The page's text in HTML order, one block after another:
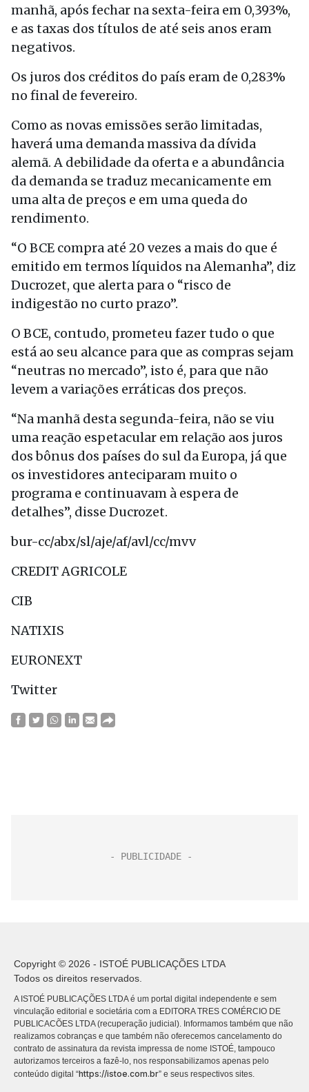
manhã, após fechar na sexta-feira em 0,393%,
e as taxas dos títulos de até seis anos eram
negativos.
Os juros dos créditos do país eram de 0,283%
no final de fevereiro.
Como as novas emissões serão limitadas,
haverá uma demanda massiva da dívida
alemã. A debilidade da oferta e a abundância
da demanda se traduz mecanicamente em
uma alta de preços e em uma queda do
rendimento.
“O BCE compra até 20 vezes a mais do que é
emitido em termos líquidos na Alemanha”, diz
Ducrozet, que alerta para o “risco de
indigestão no curto prazo”.
O BCE, contudo, prometeu fazer tudo o que
está ao seu alcance para que as compras sejam
“neutras no mercado”, isto é, para que não
levem a variações erráticas dos preços.
“Na manhã desta segunda-feira, não se viu
uma reação espetacular em relação aos juros
dos bônus dos países do sul da Europa, já que
os investidores anteciparam muito o
programa e continuavam à espera de
detalhes”, disse Ducrozet.
bur-cc/abx/sl/aje/af/avl/cc/mvv
CREDIT AGRICOLE
CIB
NATIXIS
EURONEXT
Twitter
Copyright © 2026 - ISTOÉ PUBLICAÇÕES LTDA
Todos os direitos reservados.
A ISTOÉ PUBLICAÇÕES LTDA é um portal digital independente e sem
vinculação editorial e societária com a EDITORA TRES COMÉRCIO DE
PUBLICACÕES LTDA (recuperação judicial). Informamos também que não
realizamos cobranças e que também não oferecemos cancelamento do
contrato de assinatura da revista impressa de nome ISTOÉ, tampouco
autorizamos terceiros a fazê-lo, nos responsabilizamos apenas pelo
conteúdo digital “https://istoe.com.br” e seus respectivos sites.